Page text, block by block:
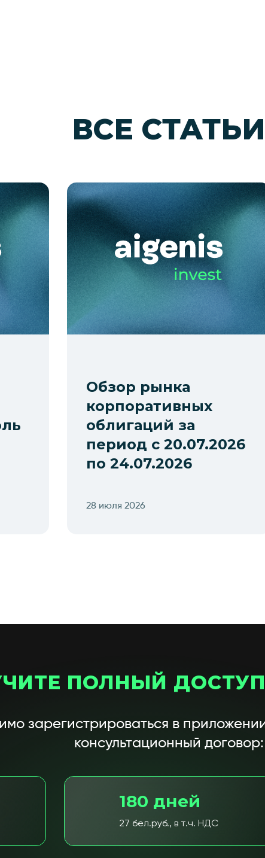
ВСЕ СТАТЬИ
Обзор рынка
корпоративных
облигаций за
период с 20.07.2026
по 24.07.2026
28 июля 2026
ПОЛНЫЙ
зарегистрироваться в
консультационный договор:
180 дней
27 бел.руб., в т.ч. НДС